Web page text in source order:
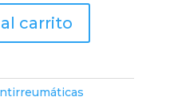
carrito